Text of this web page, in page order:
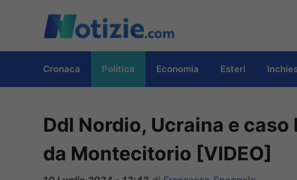
contenuto
Cronaca Politica Economia Esteri
Ddl Nordio, Ucraina e
da Montecitorio [VIDEO]